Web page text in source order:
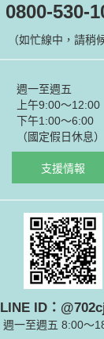
0800-530-
（如忙線中，請稍
週一至週五
上午9:00～12:00
下午1:00～6:00
（國定假日休息）
支援情報
LINE ID：
週一至週五 8:00～